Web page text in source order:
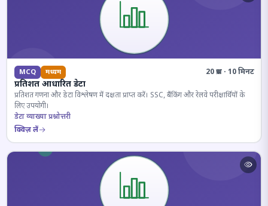
MCQ मध्यम 20 प्रश्न · 10 मिनट
प्रतिशत आधारित डेटा
प्रतिशत गणना और डेटा विश्लेषण में दक्षता प्राप्त करें। SSC, बैंकिंग और रेलवे परीक्षार्थियों के
लिए उपयोगी।
डेटा व्याख्या प्रश्नोत्तरी
क्विज़ लें